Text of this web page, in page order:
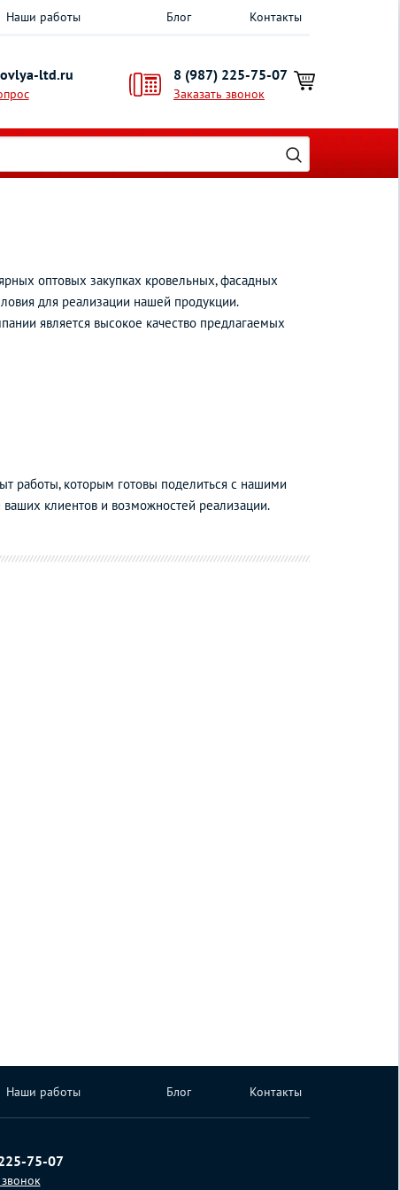
Наши работы Блог Контакты
ltd.ru 8 (987) 225-75-07
Заказать звонок
оптовых закупках кровельных, фасадных
для реализации нашей продукции.
является высокое качество предлагаемых
работы, которым готовы поделиться с нашими
клиентов и возможностей реализации.
Наши работы Блог Контакты
75-07